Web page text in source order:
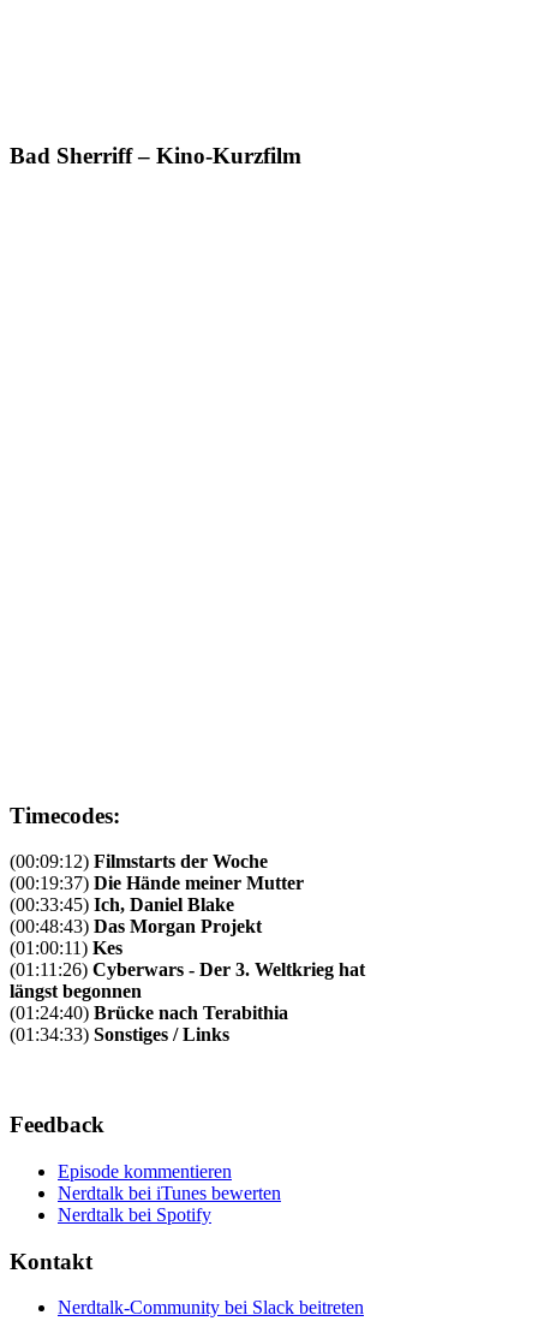
Bad Sherriff – Kino-Kurzfilm
Timecodes:
(00:09:12) Filmstarts der Woche
(00:19:37) Die Hände meiner Mutter
(00:33:45) Ich, Daniel Blake
(00:48:43) Das Morgan Projekt
(01:00:11) Kes
(01:11:26) Cyberwars - Der 3. Weltkrieg hat
längst begonnen
(01:24:40) Brücke nach Terabithia
(01:34:33) Sonstiges / Links
Feedback
Episode kommentieren
Nerdtalk bei iTunes bewerten
Nerdtalk bei Spotify
Kontakt
Nerdtalk-Community bei Slack beitreten